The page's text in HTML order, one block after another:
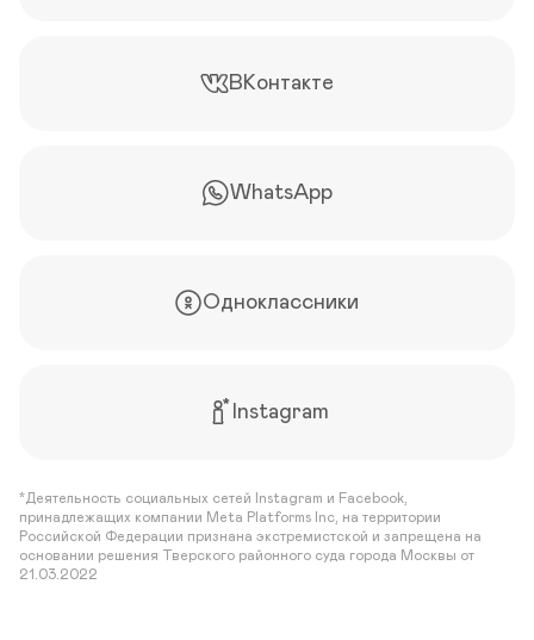
ВКонтакте
WhatsApp
Однокласcники
Instagram
*Деятельность социальных сетей Instagram и Facebook,
принадлежащих компании Meta Platforms Inc, на территории
Российской Федерации признана экстремистской и запрещена на
основании решения Тверского районного суда города Москвы от
21.03.2022